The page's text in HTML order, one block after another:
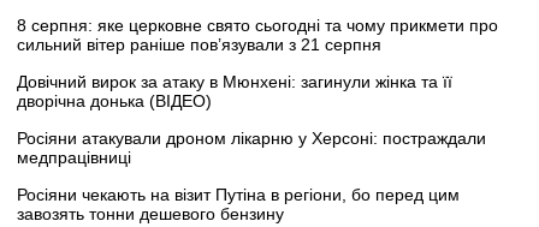
8 серпня: яке церковне свято сьогодні та чому прикмети про
сильний вітер раніше пов’язували з 21 серпня
Довічний вирок за атаку в Мюнхені: загинули жінка та її
дворічна донька (ВІДЕО)
Росіяни атакували дроном лікарню у Херсоні: постраждали
медпрацівниці
Росіяни чекають на візит Путіна в регіони, бо перед цим
завозять тонни дешевого бензину